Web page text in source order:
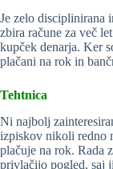
Je zelo disciplinirana
zbira račune za več
kupček denarja. Ker
plačani na rok in
Tehtnica
Ni najbolj
izpiskov nikoli redno
plačuje na rok. Rada
privlačijo pogled, saj